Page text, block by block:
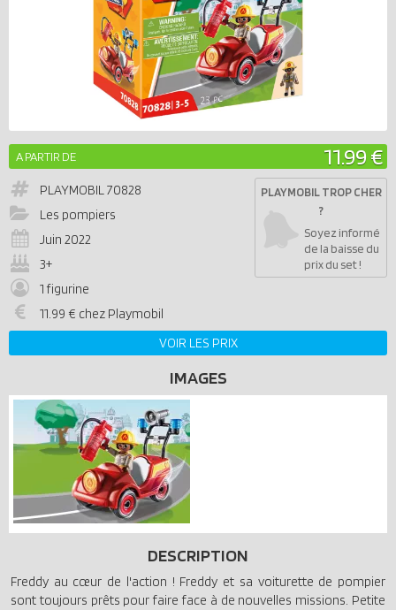
A PARTIR DE 11.99 €
PLAYMOBIL70828
Les pompiers
Juin 2022
3+
1 figurine
11.99 € chez Playmobil
PLAYMOBIL TROP CHER
?
Soyez informé
de la baisse du
prix du set !
VOIR LES PRIX
IMAGES
DESCRIPTION
Freddy au cœur de l'action ! Freddy et sa voiturette de pompier
sont toujours prêts pour faire face à de nouvelles missions. Petite